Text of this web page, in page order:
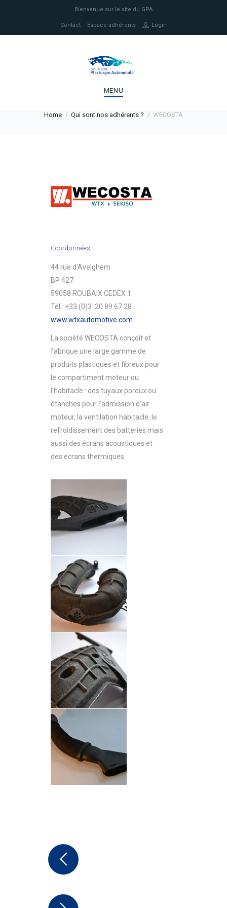
Bienvenue sur le site du GPA
Contact Espace adhérents Login
MENU
Home Qui sont nos adhérents ? WECOSTA
Coordonnées
44 rue d’Avelghem
BP 427
59058 ROUBAIX CEDEX 1
Tél : +33 (0)3 20 89 67 28
www.wtxautomotive.com
La société WECOSTA conçoit et
fabrique une large gamme de
produits plastiques et fibreux pour
le compartiment moteur ou
l’habitacle : des tuyaux poreux ou
étanches pour l’admission d’air
moteur, la ventilation habitacle, le
refroidissement des batteries mais
aussi des écrans acoustiques et
des écrans thermiques.